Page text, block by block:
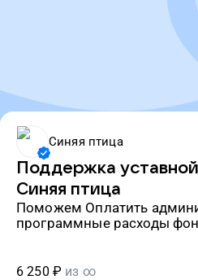
Синяя птица
Поддержка
Синяя птица
Поможем Оплатить административные и
программные расходы
6 250 ₽ из ∞